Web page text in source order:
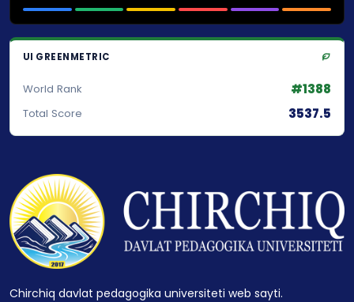
UI GREENMETRIC
World Rank #1388
Total Score 3537.5
Chirchiq davlat pedagogika universiteti web sayti.